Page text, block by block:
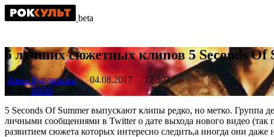
beta
5 лучших сюжетных клипов 5 Seconds Of
Анна Курдюкова 04.08.2017
12 507
Фото:5SOS
5 Seconds Of Summer выпускают клипы редко, но метко. Группа
личными сообщениями в Twitter о дате выхода нового видео
развитием сюжета которых интересно следить,а иногда они